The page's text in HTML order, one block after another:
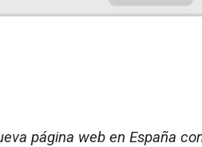
página web en España